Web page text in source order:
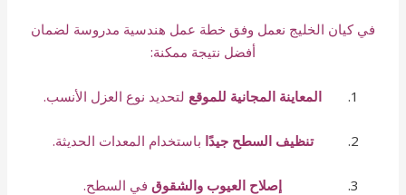
في كيان الخليج نعمل وفق خطة عمل هندسية مدروسة لضمان
أفضل نتيجة ممكنة:
المعاينة المجانية للموقع لتحديد نوع العزل الأنسب.
تنظيف السطح جيدًا باستخدام المعدات الحديثة.
إصلاح العيوب والشقوق في السطح.